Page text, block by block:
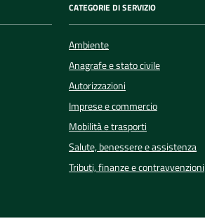
CATEGORIE DI SERVIZIO
Ambiente
Anagrafe e stato civile
Autorizzazioni
Imprese e commercio
Mobilità e trasporti
Salute, benessere e assistenza
Tributi, finanze e contravvenzioni